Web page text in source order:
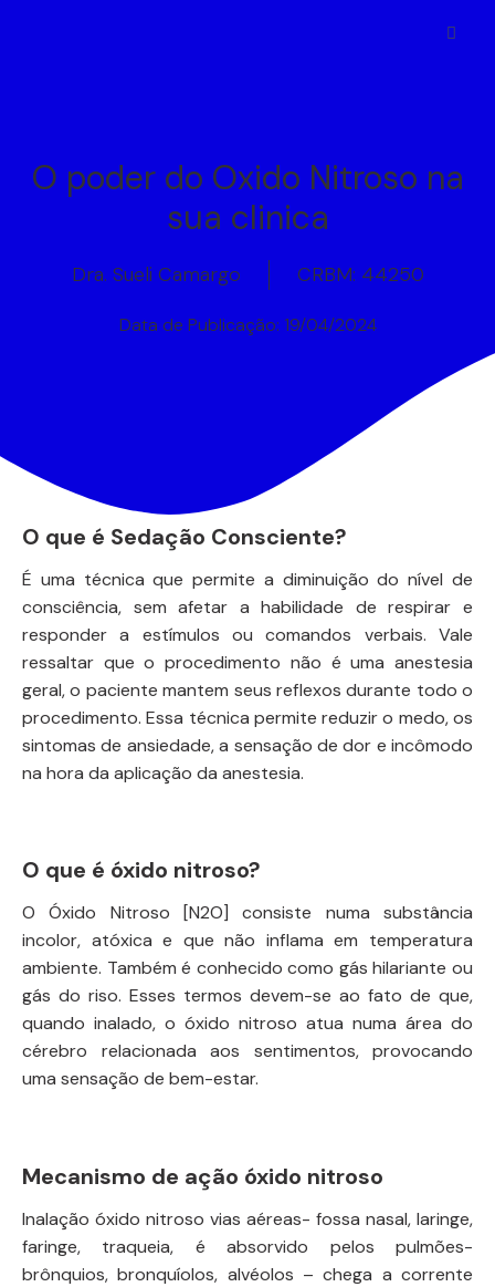
O poder do Oxido Nitroso na
sua clinica
Dra. Sueli Camargo CRBM: 44250
Data de Publicação: 19/04/2024
O que é Sedação Consciente?
É uma técnica que permite a diminuição do nível de
consciência, sem afetar a habilidade de respirar e
responder a estímulos ou comandos verbais. Vale
ressaltar que o procedimento não é uma anestesia
geral, o paciente mantem seus reflexos durante todo o
procedimento. Essa técnica permite reduzir o medo, os
sintomas de ansiedade, a sensação de dor e incômodo
na hora da aplicação da anestesia.
O que é óxido nitroso?
O Óxido Nitroso [N2O] consiste numa substância
incolor, atóxica e que não inflama em temperatura
ambiente. Também é conhecido como gás hilariante ou
gás do riso. Esses termos devem-se ao fato de que,
quando inalado, o óxido nitroso atua numa área do
cérebro relacionada aos sentimentos, provocando
uma sensação de bem-estar.
Mecanismo de ação óxido nitroso
Inalação óxido nitroso vias aéreas- fossa nasal, laringe,
faringe, traqueia, é absorvido pelos pulmões-
brônquios, bronquíolos, alvéolos – chega a corrente